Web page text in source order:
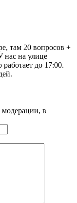
там 20 вопросов +
нас на улице
до 17:00.
модерации, в